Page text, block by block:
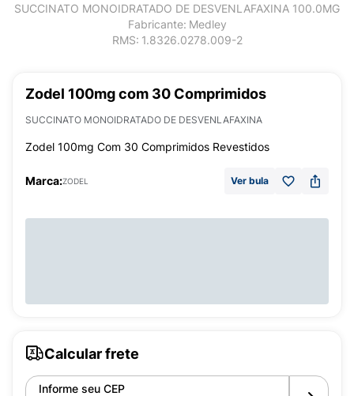
SUCCINATO MONOIDRATADO DE DESVENLAFAXINA 100.0MG
Fabricante: Medley
RMS: 1.8326.0278.009-2
Zodel 100mg com 30 Comprimidos
SUCCINATO MONOIDRATADO DE DESVENLAFAXINA
Zodel 100mg Com 30 Comprimidos Revestidos
Marca:ZODEL Ver bula
Calcular frete
Informe seu CEP